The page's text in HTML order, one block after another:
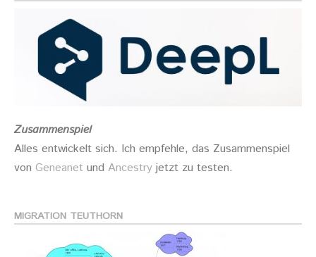
Zusammenspiel
Alles entwickelt sich. Ich empfehle, das Zusammenspiel
von Geneanet und Ancestry jetzt zu testen.
MIGRATION TEUTHORN